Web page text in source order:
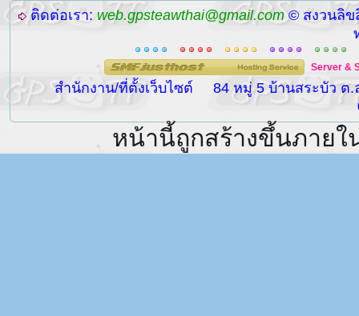
ติดต่อเรา: web.gpsteawthai@gmail.com © สงวนลิข
Server &
สำนักงาน/ที่ตั้งเว็บไซต์
84 หมู่ 5 บ้านสระบัว
หน้านี้ถูกสร้างขึ้นภายใ